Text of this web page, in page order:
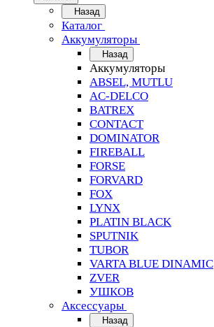
Назад
Каталог
Аккумуляторы
Назад
Аккумуляторы
ABSEL, MUTLU
AC-DELCO
BATREX
CONTACT
DOMINATOR
FIREBALL
FORSE
FORVARD
FOX
LYNX
PLATIN BLACK
SPUTNIK
TUBOR
VARTA BLUE DINAMIC
ZVER
УШКОВ
Аксессуары
Назад